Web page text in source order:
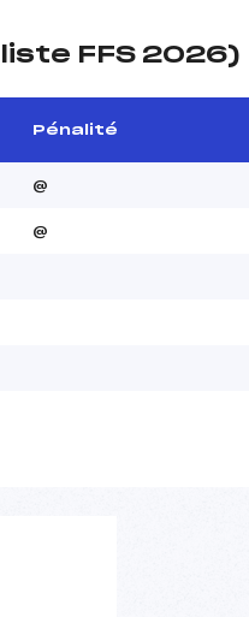
FFS 2026)
Pénalité
@
@